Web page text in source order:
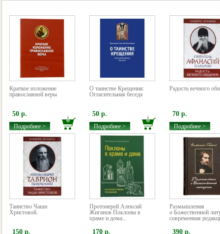
Краткое изложение
православной веры
50 р.
Подробнее >
О таинстве Крещения:
Огласительная беседа
50 р.
Подробнее >
Радость вечного
70 р.
Подробнее >
Таинство Чаши
Христовой.
150 р.
Протоиерей Алексий
Жиганов Поклоны в
храме и дома...
170 р.
Размышления
о Божественной
современная
390 р.